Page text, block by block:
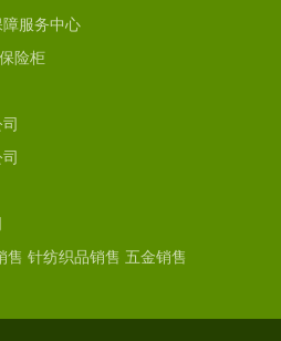
服务中心
险柜
针纺织品销售 五金销售